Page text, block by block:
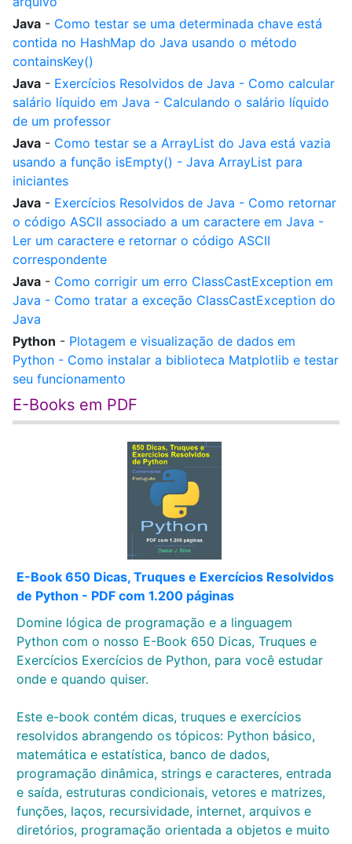
Java - Como testar se uma determinada chave está
contida no HashMap do Java usando o método
containsKey()
Java - Exercícios Resolvidos de Java - Como calcular
salário líquido em Java - Calculando o salário líquido
de um professor
Java - Como testar se a ArrayList do Java está vazia
usando a função isEmpty() - Java ArrayList para
iniciantes
Java - Exercícios Resolvidos de Java - Como retornar
o código ASCII associado a um caractere em Java -
Ler um caractere e retornar o código ASCII
correspondente
Java - Como corrigir um erro ClassCastException em
Java - Como tratar a exceção ClassCastException do
Java
Python - Plotagem e visualização de dados em
Python - Como instalar a biblioteca Matplotlib e testar
seu funcionamento
E-Books em PDF
E-Book 650 Dicas, Truques e Exercícios Resolvidos
de Python - PDF com 1.200 páginas
Domine lógica de programação e a linguagem
Python com o nosso E-Book 650 Dicas, Truques e
Exercícios Exercícios de Python, para você estudar
onde e quando quiser.
Este e-book contém dicas, truques e exercícios
resolvidos abrangendo os tópicos: Python básico,
matemática e estatística, banco de dados,
programação dinâmica, strings e caracteres, entrada
e saída, estruturas condicionais, vetores e matrizes,
funções, laços, recursividade, internet, arquivos e
diretórios, programação orientada a objetos e muito